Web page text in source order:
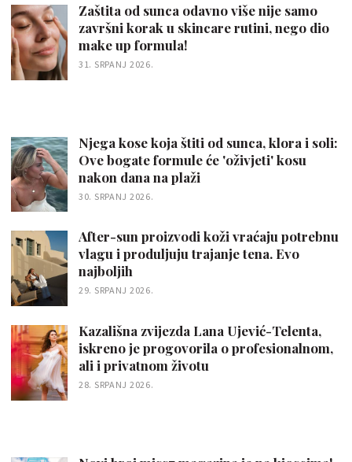
Zaštita od sunca odavno više nije samo
završni korak u skincare rutini, nego dio
make up formula!
31. SRPANJ 2026.
Njega kose koja štiti od sunca, klora i soli:
Ove bogate formule će 'oživjeti' kosu
nakon dana na plaži
30. SRPANJ 2026.
After-sun proizvodi koži vraćaju potrebnu
vlagu i produljuju trajanje tena. Evo
najboljih
29. SRPANJ 2026.
Kazališna zvijezda Lana Ujević-Telenta,
iskreno je progovorila o profesionalnom,
ali i privatnom životu
28. SRPANJ 2026.